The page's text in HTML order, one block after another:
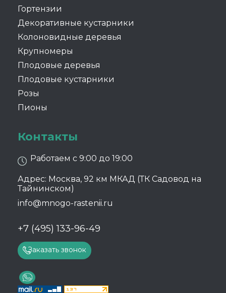
Гортензии
Декоративные кустарники
Колоновидные деревья
Крупномеры
Плодовые деревья
Плодовые кустарники
Розы
Пионы
Контакты
Работаем с 9:00 до 19:00
Адрес: Москва, 92 км МКАД (ТК Садовод на
Тайнинском)
info@mnogo-rastenii.ru
+7 (495) 133-96-49
Заказать звонок